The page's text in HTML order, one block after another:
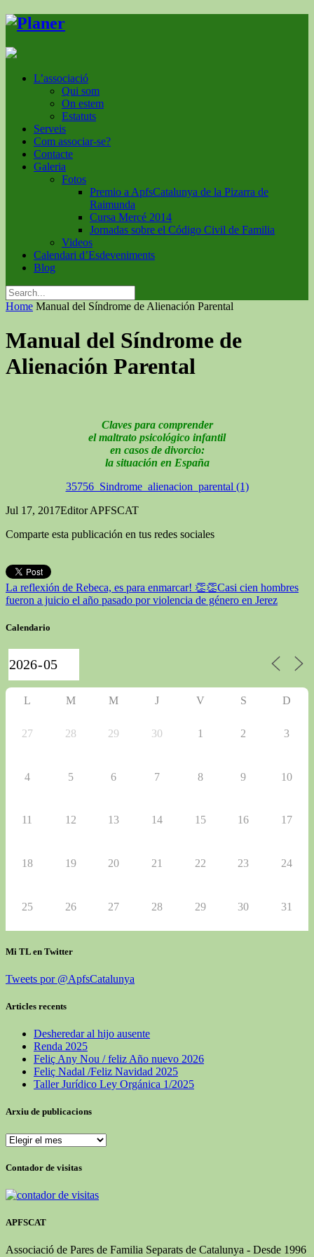
L’associació
Qui som
On estem
Estatuts
Serveis
Com associar-se?
Contacte
Galeria
Fotos
Premio a ApfsCatalunya de la Pizarra de
Raimunda
Cursa Mercé 2014
Jornadas sobre el Código Civil de Familia
Videos
Calendari d’Esdeveniments
Blog
Home Manual del Síndrome de Alienación Parental
Manual del Síndrome de
Alienación Parental
Claves para comprender
el maltrato psicológico infantil
en casos de divorcio:
la situación en España
35756_Sindrome_alienacion_parental (1)
Jul 17, 2017Editor APFSCAT
Comparte esta publicación en tus redes sociales
La reflexión de Rebeca, es para enmarcar! 👏👏Casi cien hombres
fueron a juicio el año pasado por violencia de género en Jerez
Calendario
L M M J V S D
27 28 29 30 1 2 3
4 5 6 7 8 9 10
11 12 13 14 15 16 17
18 19 20 21 22 23 24
25 26 27 28 29 30 31
Mi TL en Twitter
Tweets por @ApfsCatalunya
Articles recents
Desheredar al hijo ausente
Renda 2025
Feliç Any Nou / feliz Año nuevo 2026
Feliç Nadal /Feliz Navidad 2025
Taller Jurídico Ley Orgánica 1/2025
Arxiu de publicacions
Arxiu
publicacions
Contador de visitas
APFSCAT
Associació de Pares de Familia Separats de Catalunya - Desde 1996